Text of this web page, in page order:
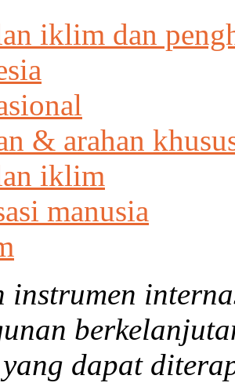
iklim dan
& arahan
iklim
manusia
instrumen
dapat